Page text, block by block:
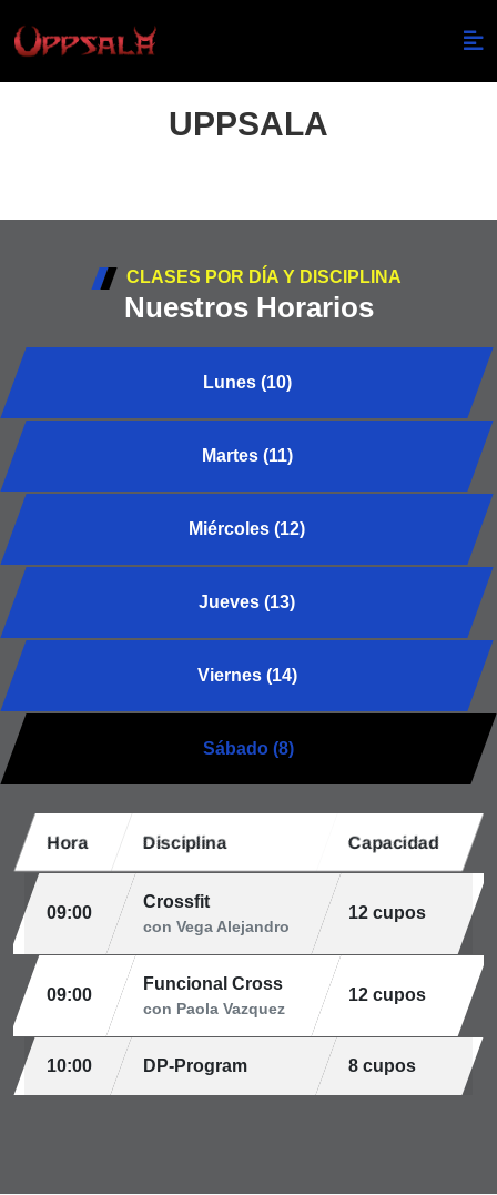
UPPSALA
CLASES POR DÍA Y DISCIPLINA
Nuestros Horarios
Lunes (10)
Martes (11)
Miércoles (12)
Jueves (13)
Viernes (14)
Sábado (8)
Hora Disciplina Capacidad
09:00
Crossfit
con Vega Alejandro
12 cupos
09:00
Funcional Cross
con Paola Vazquez
12 cupos
10:00 DP-Program 8 cupos